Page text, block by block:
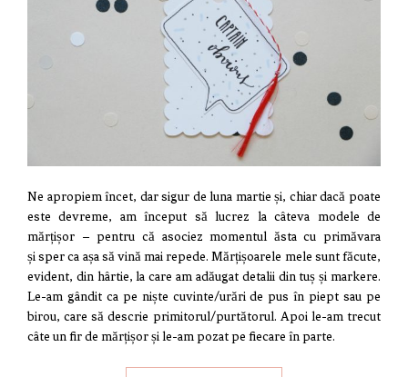
Ne apropiem încet, dar sigur de luna martie și, chiar dacă poate
este devreme, am început să lucrez la câteva modele de
mărțișor – pentru că asociez momentul ăsta cu primăvara
și sper ca așa să vină mai repede. Mărțișoarele mele sunt făcute,
evident, din hârtie, la care am adăugat detalii din tuș și markere.
Le-am gândit ca pe niște cuvinte/urări de pus în piept sau pe
birou, care să descrie primitorul/purtătorul. Apoi le-am trecut
câte un fir de mărțișor și le-am pozat pe fiecare în parte.